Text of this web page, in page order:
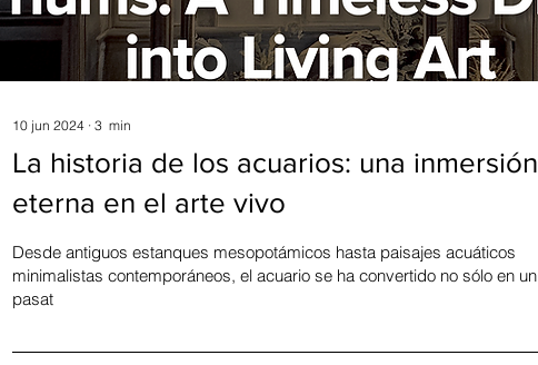
10 jun 2024 ∙ 3 min
La historia de los acuarios: una inmersión
eterna en el arte vivo
Desde antiguos estanques mesopotámicos hasta paisajes acuáticos
minimalistas contemporáneos, el acuario se ha convertido no sólo en un
pasat